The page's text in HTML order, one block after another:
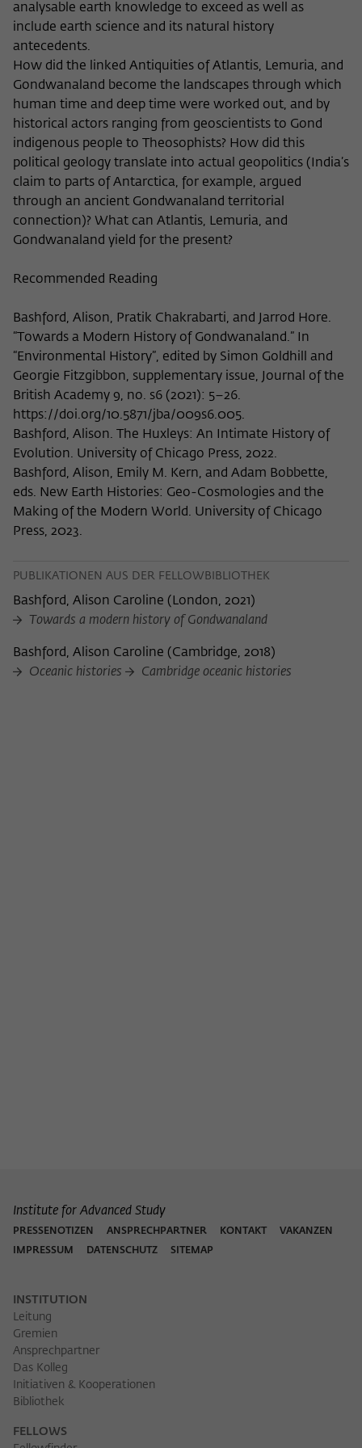
analysable earth knowledge to exceed as well as
include earth science and its natural history
antecedents.
How did the linked Antiquities of Atlantis, Lemuria, and
Gondwanaland become the landscapes through which
human time and deep time were worked out, and by
historical actors ranging from geoscientists to Gond
indigenous people to Theosophists? How did this
political geology translate into actual geopolitics (India’s
claim to parts of Antarctica, for example, argued
through an ancient Gondwanaland territorial
connection)? What can Atlantis, Lemuria, and
Gondwanaland yield for the present?
Recommended Reading
Bashford, Alison, Pratik Chakrabarti, and Jarrod Hore.
“Towards a Modern History of Gondwanaland.” In
“Environmental History”, edited by Simon Goldhill and
Georgie Fitzgibbon, supplementary issue, Journal of the
British Academy 9, no. s6 (2021): 5–26.
https://doi.org/10.5871/jba/009s6.005.
Bashford, Alison. The Huxleys: An Intimate History of
Evolution. University of Chicago Press, 2022.
Bashford, Alison, Emily M. Kern, and Adam Bobbette,
eds. New Earth Histories: Geo-Cosmologies and the
Making of the Modern World. University of Chicago
Press, 2023.
PUBLIKATIONEN AUS DER FELLOWBIBLIOTHEK
Bashford, Alison Caroline ( London, 2021)
Towards a modern history of Gondwanaland
Bashford, Alison Caroline (Cambridge, 2018)
Oceanic histories
Cambridge oceanic histories
Institute for Advanced Study
PRESSENOTIZEN ANSPRECHPARTNER KONTAKT
VAKANZEN
IMPRESSUM
DATENSCHUTZ SITEMAP
INSTITUTION
Leitung
Gremien
Ansprechpartner
Das Kolleg
Initiativen & Kooperationen
Bibliothek
FELLOWS